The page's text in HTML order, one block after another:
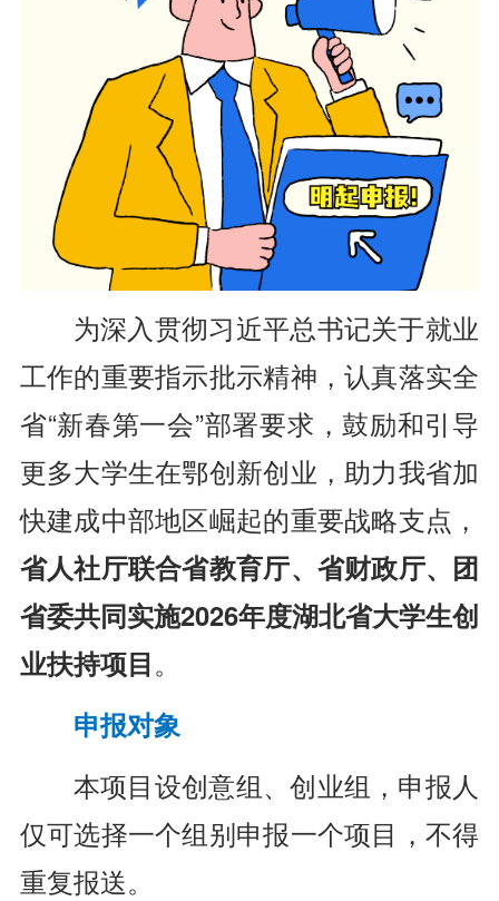
为深入贯彻习近平总书记关于就业
工作的重要指示批示精神，认真落实全
省“新春第一会”部署要求，鼓励和引导
更多大学生在鄂创新创业，助力我省加
快建成中部地区崛起的重要战略支点，
省人社厅联合省教育厅、省财政厅、团
省委共同实施2026年度湖北省大学生创
业扶持项目。
申报对象
本项目设创意组、创业组，申报人
仅可选择一个组别申报一个项目，不得
重复报送。